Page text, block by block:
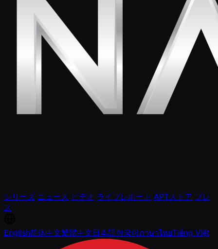
シリーズ ニュース ビデオ ライブレポート APTストア プレ
ス
English简体中文繁體中文日本語한국어ภาษาไทยTiếng Việt